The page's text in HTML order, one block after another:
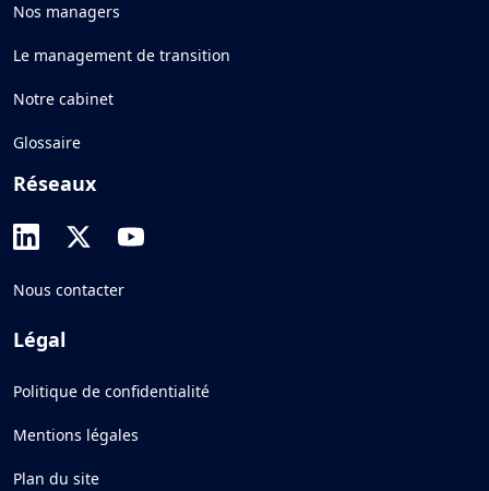
Nos managers
Le management de transition
Notre cabinet
Glossaire
Réseaux
Nous contacter
Légal
Politique de confidentialité
Mentions légales
Plan du site